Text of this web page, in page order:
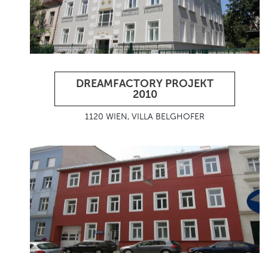
DREAMFACTORY PROJEKT
2010
1120 WIEN, VILLA BELGHOFER